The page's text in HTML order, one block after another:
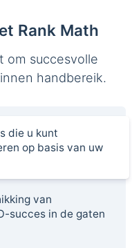
Rank Math
om succesvolle
handbereik.
die u kunt
op basis van uw
van
succes in de gaten